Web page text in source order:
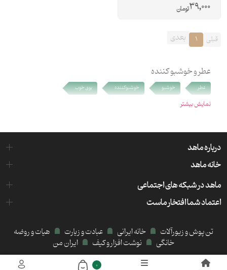
39,000تومان
قبلی 1 بعدی
عطر و خوشبو کننده
عطر خوشبو خوشبوکننده بوی خوب
نمایش بیشتر
درباره ماهد
خانه ماهد
ماهد در شبکه های اجتماعی
اعتماد شما افتخار ماست
تن پوش و زیورآلات خانه ایرانی عبادت و زیارت
هیات و روضه
خانگی
نوشت افزار و کیف
ایران من
میزبانی هاست و سرور:کیمیا هاست
0